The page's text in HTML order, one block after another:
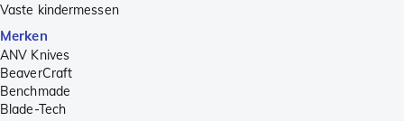
Vaste kindermessen
Merken
ANV Knives
BeaverCraft
Benchmade
Blade-Tech